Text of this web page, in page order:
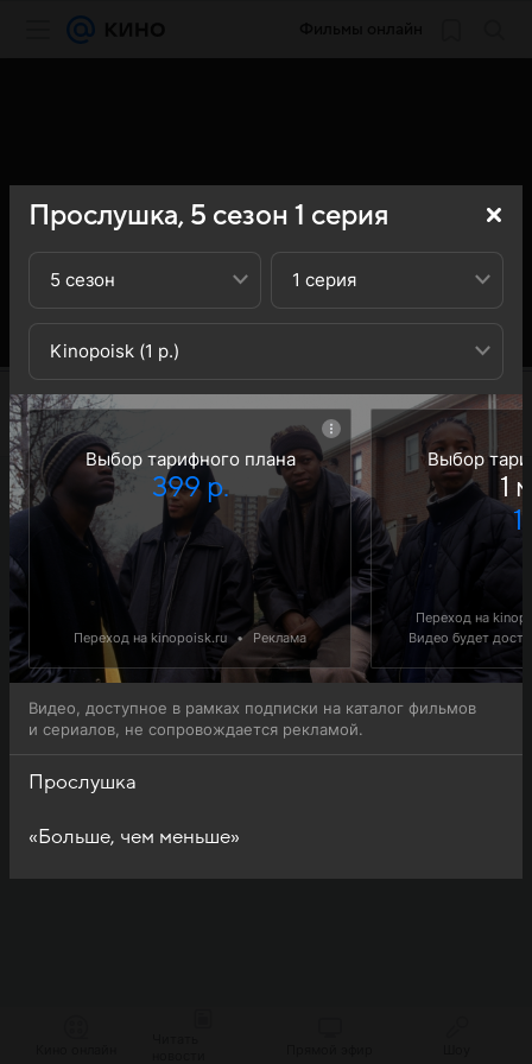
Прослушка, 5 сезон 1 серия
5 сезон 1 серия
Kinopoisk (1 р.)
Выбор тарифного плана
399 р.
Переход на kinopoisk.ru • Реклама
Выбор
1
1
Переход на
Видео будет
Видео, доступное в рамках подписки на каталог фильмов
и сериалов, не сопровождается рекламой.
Прослушка
«Больше, чем меньше»